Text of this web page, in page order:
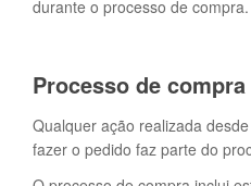
durante o processo de compra.
Processo de compra
Qualquer ação realizada
fazer o pedido faz parte do